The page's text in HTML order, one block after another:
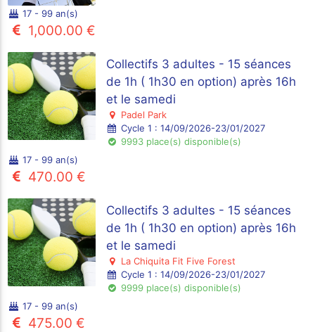
17 - 99 an(s)
1,000.00 €
Collectifs 3 adultes - 15 séances
de 1h ( 1h30 en option) après 16h
et le samedi
Padel Park
Cycle 1 : 14/09/2026-23/01/2027
9993 place(s) disponible(s)
17 - 99 an(s)
470.00 €
Collectifs 3 adultes - 15 séances
de 1h ( 1h30 en option) après 16h
et le samedi
La Chiquita Fit Five Forest
Cycle 1 : 14/09/2026-23/01/2027
9999 place(s) disponible(s)
17 - 99 an(s)
475.00 €